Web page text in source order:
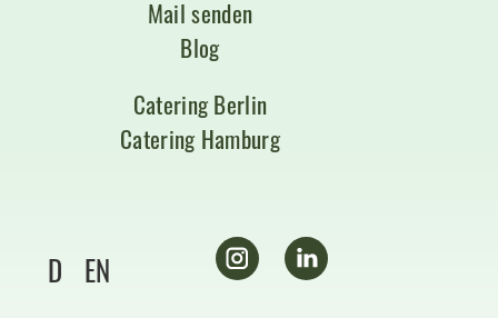
Mail senden
Blog
Catering Berlin
Catering Hamburg
D EN